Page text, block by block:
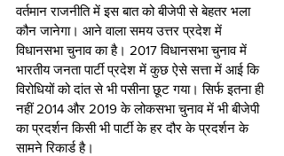
वर्तमान राजनीति में इस बात को बीजेपी से बेहतर भला
कौन जानेगा। आने वाला समय उत्तर प्रदेश में
विधानसभा चुनाव का है। 2017 विधानसभा चुनाव में
भारतीय जनता पार्टी प्रदेश में कुछ ऐसे सत्ता में आई कि
विरोधियों को दांत से भी पसीना छूट गया। सिर्फ इतना ही
नहीं 2014 और 2019 के लोकसभा चुनाव में भी बीजेपी
का प्रदर्शन किसी भी पार्टी के हर दौर के प्रदर्शन के
सामने रिकार्ड है।